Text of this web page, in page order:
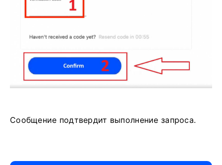
Сообщение подтвердит выполнение запроса.